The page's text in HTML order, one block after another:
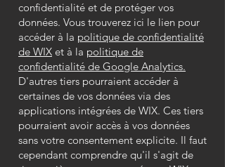
confidentialité et de protéger vos
données. Vous trouverez ici le lien pour
accéder à la politique de confidentialité
de WIX et à la politique de
confidentialité de Google Analytics.
D'autres tiers pourraient accéder à
certaines de vos données via des
applications intégrées de WIX. Ces tiers
pourraient avoir accès à vos données
sans votre consentement explicite. Il faut
cependant comprendre qu'il s'agit de